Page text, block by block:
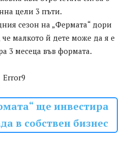
цели 3 пъти.
сезон на „Фермата“ дори
малкото й дете може да я е
3 месеца във формата.
Error9
ще инвестира
в собствен бизнес